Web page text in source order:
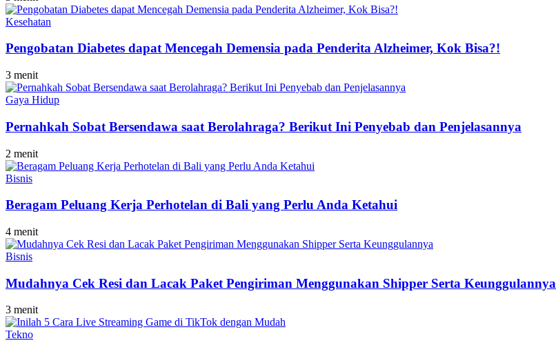
Kesehatan
Pengobatan Diabetes dapat Mencegah Demensia pada Penderita Alzheimer, Kok Bisa?!
3 menit
Gaya Hidup
Pernahkah Sobat Bersendawa saat Berolahraga? Berikut Ini Penyebab dan Penjelasannya
2 menit
Bisnis
Beragam Peluang Kerja Perhotelan di Bali yang Perlu Anda Ketahui
4 menit
Bisnis
Mudahnya Cek Resi dan Lacak Paket Pengiriman Menggunakan Shipper Serta Keunggulannya
3 menit
Tekno